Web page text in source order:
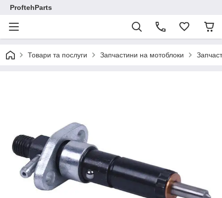
ProftehParts
Товари та послуги Запчастини на мотоблоки